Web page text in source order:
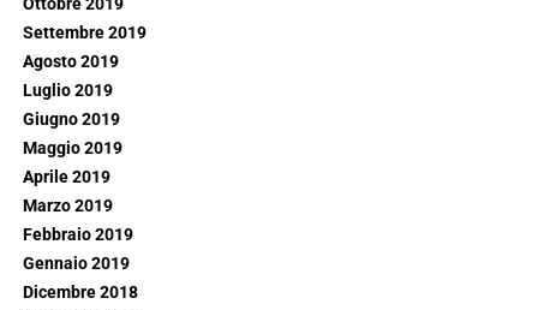
Ottobre 2019
Settembre 2019
Agosto 2019
Luglio 2019
Giugno 2019
Maggio 2019
Aprile 2019
Marzo 2019
Febbraio 2019
Gennaio 2019
Dicembre 2018